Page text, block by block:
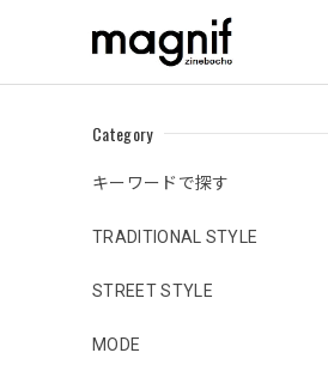
Category
キーワードで探す
TRADITIONAL STYLE
STREET STYLE
MODE